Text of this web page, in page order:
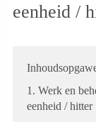
eenheid /
1. Werk en
eenheid / hitter